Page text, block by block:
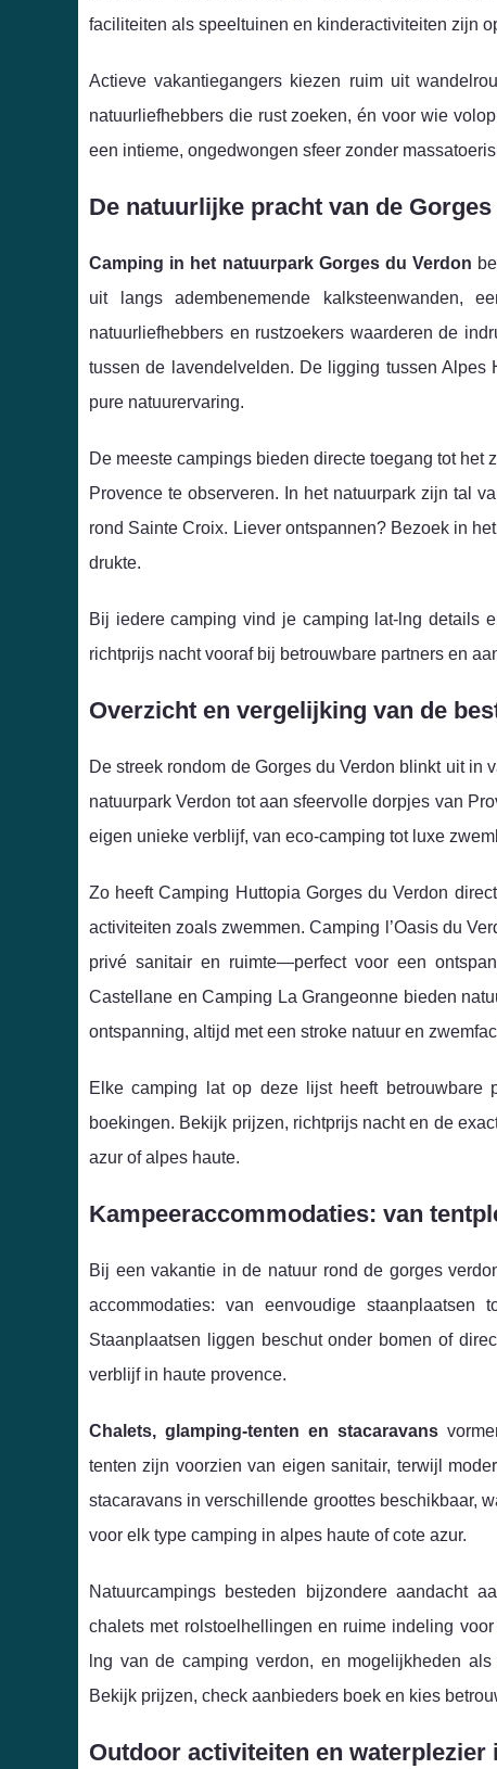
faciliteiten als speeltuinen en kinderactiviteiten zijn
Actieve vakantiegangers kiezen ruim uit
natuurliefhebbers die rust zoeken, én voor wie
een intieme, ongedwongen sfeer zonder
De natuurlijke pracht van de
Camping in het natuurpark Gorges du Verdon
uit langs adembenemende kalksteenwanden,
natuurliefhebbers en rustzoekers waarderen de
tussen de lavendelvelden. De ligging tussen
pure natuurervaring.
De meeste campings bieden directe toegang tot
Provence te observeren. In het natuurpark zijn tal
rond Sainte Croix. Liever ontspannen? Bezoek in
drukte.
Bij iedere camping vind je camping lat-lng details
richtprijs nacht vooraf bij betrouwbare partners en
Overzicht en vergelijking van de
De streek rondom de Gorges du Verdon blinkt uit in
natuurpark Verdon tot aan sfeervolle dorpjes van
eigen unieke verblijf, van eco-camping tot luxe
Zo heeft Camping Huttopia Gorges du Verdon
activiteiten zoals zwemmen. Camping l’Oasis du
privé sanitair en ruimte—perfect voor een
Castellane en Camping La Grangeonne bieden
ontspanning, altijd met een stroke natuur en
Elke camping lat op deze lijst heeft betrouwbare
boekingen. Bekijk prijzen, richtprijs nacht en de
azur of alpes haute.
Kampeeraccommodaties: van
Bij een vakantie in de natuur rond de gorges
accommodaties: van eenvoudige
Staanplaatsen liggen beschut onder bomen of
verblijf in haute provence.
Chalets, glamping-tenten en stacaravans
tenten zijn voorzien van eigen sanitair, terwijl
stacaravans in verschillende groottes beschikbaar,
voor elk type camping in alpes haute of cote azur.
Natuurcampings besteden bijzondere aandacht
chalets met rolstoelhellingen en ruime indeling
lng van de camping verdon, en mogelijkheden
Bekijk prijzen, check aanbieders boek en kies
Outdoor activiteiten en waterplezier